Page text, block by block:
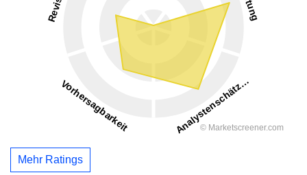
Mehr Ratings